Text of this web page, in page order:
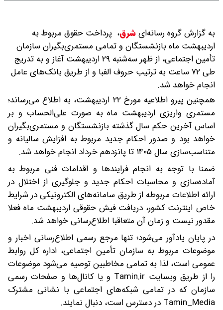
به گزارش گروه رسانه‌ایشرق، پرداخت حقوق مربوط به
اردیبهشت ماه بازنشستگان و تمامی مستمری‌بگیران سازمان
تأمین اجتماعی، از ظهر سه‌شنبه ۲۹ اردیبهشت آغاز و به تدریج
طی ۷۲ ساعت به ترتیب حروف الفبا و از طریق بانک‌های عامل
انجام خواهد شد.
همچنین پیرو اطلاعیه مورخ ۲۲ اردیبهشت، به اطلاع می‌رساند؛
مستمری واریزی اردیبهشت ماه به صورت علی‌الحساب و بر
اساس آخرین حکم سال گذشته بازنشستگان و مستمری‌بگیران
خواهد بود و صدور احکام جدید مربوط به افزایش سالیانه و
متناسب‌سازی سال ۱۴۰۵ تا پانزدهم خرداد انجام خواهد شد.
ضمنا با توجه به انجام فرایندها و اقدامات فنی مربوط به
آماده‌سازی و محاسبات احکام جدید و جلوگیری از اختلال در
ارائه اطلاعات مربوطه از طریق سامانه‌های الکترونیکی در شرایط
خاص اینترنت کشور، دریافت فیش حقوقی اردیبهشت ماه فعلا
مقدور نیست و زمان آن متعاقبا اطلاع‌رسانی خواهد شد.
در پایان یادآور می‌شود؛ تنها مرجع رسمی اطلاع‌رسانی اخبار و
موضوعات مربوط به سازمان تأمین اجتماعی، اداره کل روابط
عمومی است، لذا به تمامی مخاطبین توصیه می‌شود موضوعات
را از طریق وبسایت Tamin.ir و یا کانال‌ها و صفحات رسمی
سازمان که در تمامی شبکه‌های اجتماعی با نشانی مشترک
Tamin_Media در دسترس است، دنبال نمایند.